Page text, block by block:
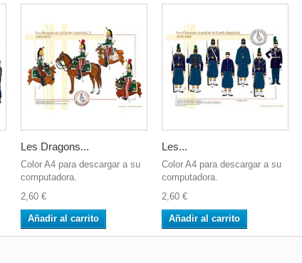
Les Dragons...
Color A4 para descargar a su
computadora.
2,60 €
Añadir al carrito
Les...
Color A4 para descargar a su
computadora.
2,60 €
Añadir al carrito